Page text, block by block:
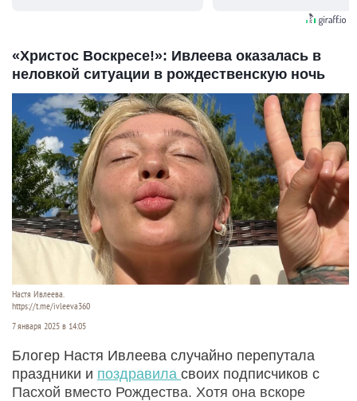
«Христос Воскресе!»: Ивлеева оказалась в
неловкой ситуации в рождественскую ночь
Настя Ивлеева.
https://t.me/ivleeva360
7 января 2025 в 14:05
Блогер Настя Ивлеева случайно перепутала
праздники и поздравила своих подписчиков с
Пасхой вместо Рождества. Хотя она вскоре